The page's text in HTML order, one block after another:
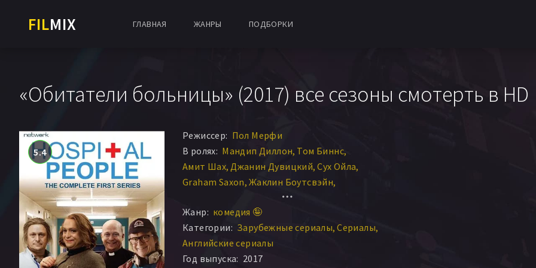
FILMIX ГЛАВНАЯ ЖАНРЫ ПОДБОРКИ
«Обитатели больницы» (2017) все сезоны смотерть в HD
5.4
Режиссер: Пол Мерфи
В ролях: Мандип Диллон Том Биннс
Амит Шах Джанин Дувицкий Сух Ойла
Graham Saxon Жаклин Боутсвэйн
Alex Hunter
Oliver Wellington
Джеймс Флит Расселл Брэнд Алекс МакКуин
Сэлли Филлипс Джесика Джонсон
Адам Ричез Jonnie Price
Жанр: комедия 🤪
Категории: Зарубежные сериалы Сериалы
Английские сериалы
Год выпуска: 2017